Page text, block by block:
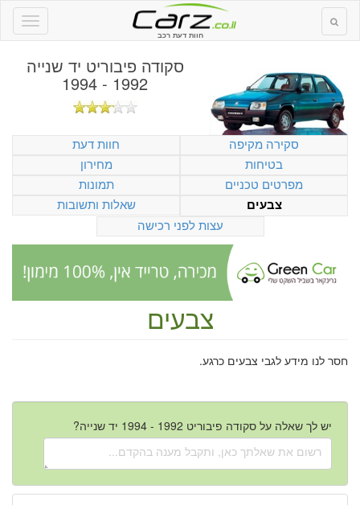
חוות דעת רכב
סקודה פיבוריט יד שנייה
1992 - 1994
סקירה מקיפה
חוות דעת
בטיחות
מחירון
מפרטים טכניים
תמונות
צבעים
שאלות ותשובות
עצות לפני רכישה
צבעים
חסר לנו מידע לגבי צבעים כרגע.
יש לך שאלה על סקודה פיבוריט 1992 - 1994 יד שנייה?